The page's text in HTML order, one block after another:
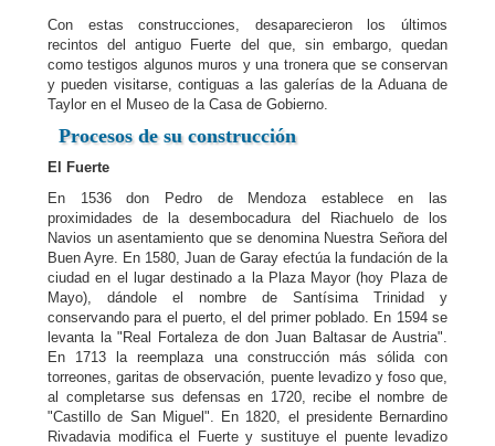
Con estas construcciones, desaparecieron los últimos
recintos del antiguo Fuerte del que, sin embargo, quedan
como testigos algunos muros y una tronera que se conservan
y pueden visitarse, contiguas a las galerías de la Aduana de
Taylor en el Museo de la Casa de Gobierno.
Procesos de su construcción
El Fuerte
En 1536 don Pedro de Mendoza establece en las
proximidades de la desembocadura del Riachuelo de los
Navios un asentamiento que se denomina Nuestra Señora del
Buen Ayre. En 1580, Juan de Garay efectúa la fundación de la
ciudad en el lugar destinado a la Plaza Mayor (hoy Plaza de
Mayo), dándole el nombre de Santísima Trinidad y
conservando para el puerto, el del primer poblado. En 1594 se
levanta la "Real Fortaleza de don Juan Baltasar de Austria".
En 1713 la reemplaza una construcción más sólida con
torreones, garitas de observación, puente levadizo y foso que,
al completarse sus defensas en 1720, recibe el nombre de
"Castillo de San Miguel". En 1820, el presidente Bernardino
Rivadavia modifica el Fuerte y sustituye el puente levadizo